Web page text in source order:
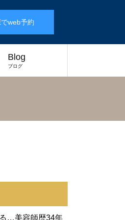
web予約
Blog
ブログ
…美容師歴34年